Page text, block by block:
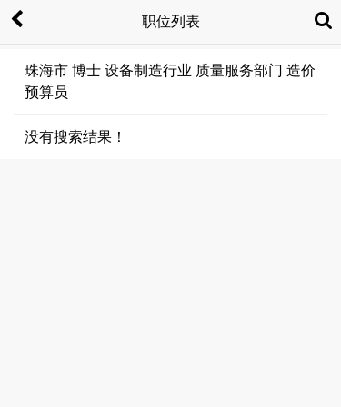
职位列表
珠海市 博士 设备制造行业 质量服务部门 造价
预算员
没有搜索结果！